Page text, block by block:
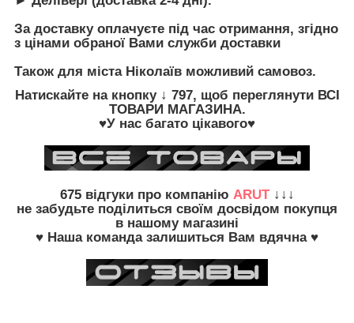
За доставку оплачуєте під час отримання, згідно
з цінами обраної Вами служби доставки
Також для міста Ніколаїв можливий самовоз.
Натискайте на кнопку↓ 797, щоб переглянути ВСІ
ТОВАРИ МАГАЗИНА.
♥У нас багато цікавого♥
675 відгуки про компанію ARUT↓↓↓
не забудьте поділиться своїм досвідом покупця
в нашому магазині
♥ Наша команда залишиться Вам вдячна ♥